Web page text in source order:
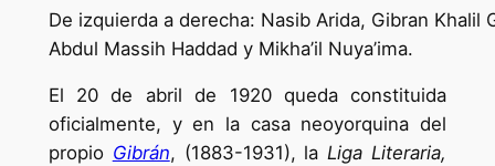
De izquierda a derecha: Nasib Arida, Gibran Khalil
Abdul Massih Haddad y Mikha’il Nuya’ima.
El 20 de abril de 1920 queda constituida
oficialmente, y en la casa neoyorquina del
propio Gibrán, (1883-1931), laLiga Literaria,